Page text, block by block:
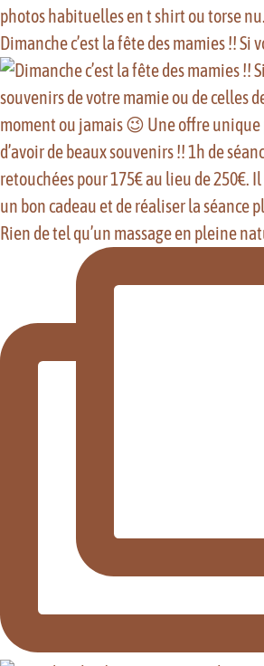
Dimanche c’est la fête des mamies !! Si
Rien de tel qu’un massage en pleine